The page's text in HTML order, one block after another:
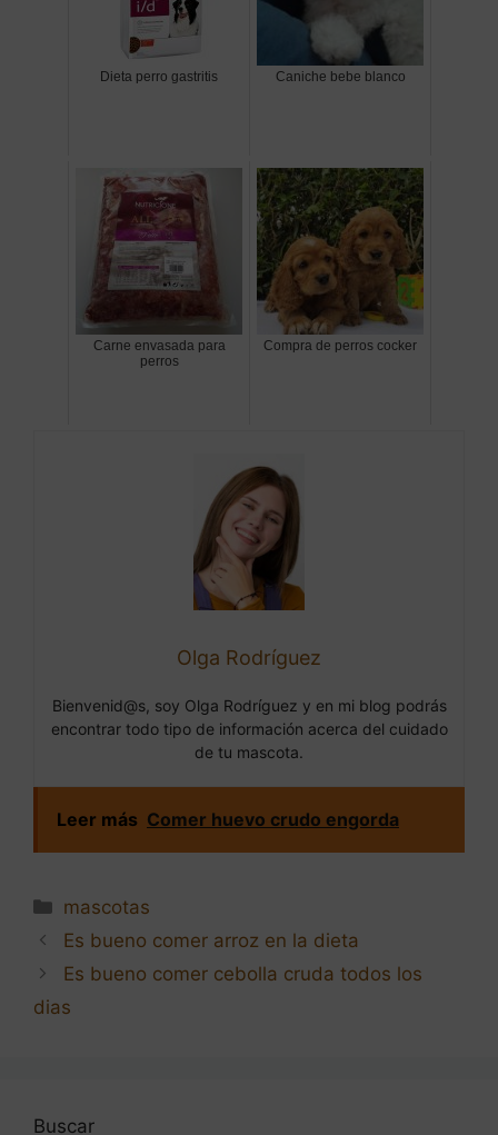
Dieta perro gastritis Caniche bebe blanco
Carne envasada para
perros
Compra de perros cocker
Olga Rodríguez
Bienvenid@s, soy Olga Rodríguez y en mi blog podrás
encontrar todo tipo de información acerca del cuidado
de tu mascota.
Leer más Comer huevo crudo engorda
Categorías
mascotas
Navegación
de
Es bueno comer arroz en la dieta
Es bueno comer cebolla cruda todos los
dias
Buscar